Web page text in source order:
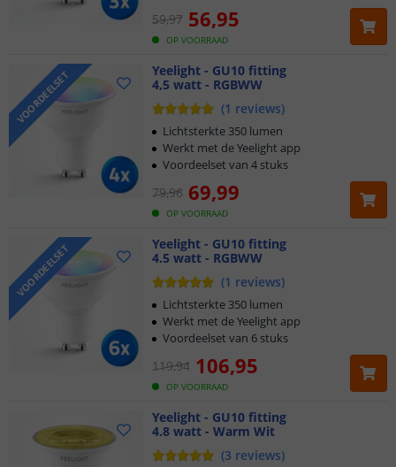
OP VOORRAAD
59,97 56,95
VOORDEELSET
Yeelight - GU10 fitting
4,5 watt - RGBWW
(1 reviews)
OP VOORRAAD
79,96 69,99
Lichtsterkte 350 lumen
Werkt met de Yeelight app
Voordeelset van 4 stuks
VOORDEELSET
Yeelight - GU10 fitting
4.5 watt - RGBWW
(1 reviews)
OP VOORRAAD
119,94 106,95
Lichtsterkte 350 lumen
Werkt met de Yeelight app
Voordeelset van 6 stuks
Yeelight - GU10 fitting
4.8 watt - Warm Wit
(3 reviews)